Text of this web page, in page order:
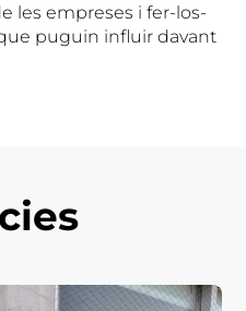
les empreses i fer-los-
puguin influir davant